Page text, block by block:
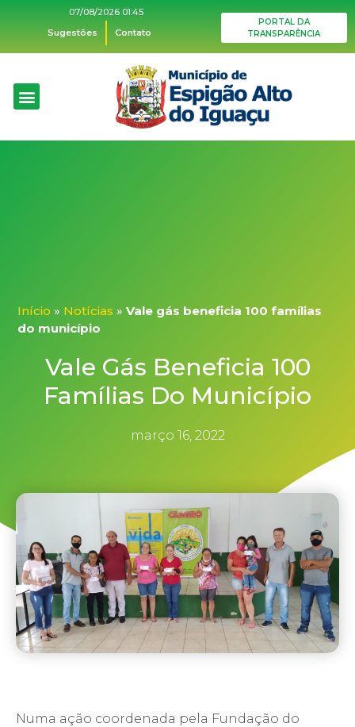
07/08/2026 01:45
Sugestões
Contato
PORTAL DA
TRANSPARÊNCIA
Início » Notícias »Vale gás beneficia 100 famílias
do município
Vale Gás Beneficia 100
Famílias Do Município
março 16, 2022
Numa ação coordenada pela Fundação do